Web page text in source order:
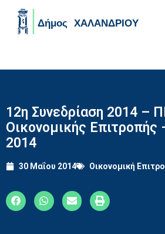
12η Συνεδρίαση 2014 –
Οικονομικής Επιτροπής
2014
30 Μαΐου 2014 Οικονομική